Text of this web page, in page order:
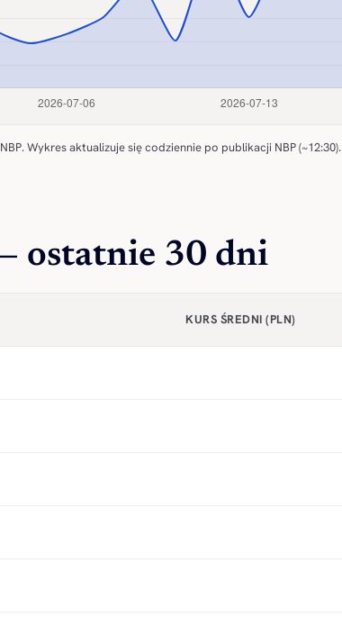
Wykres aktualizuje się codziennie po publikacji NBP (~12:30).
ostatnie 30 dni
KURS ŚREDNI (PLN)